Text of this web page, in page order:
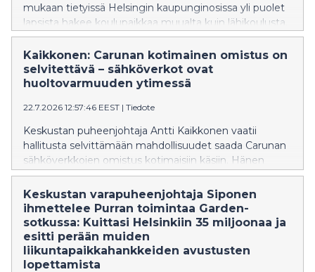
mukaan tietyissä Helsingin kaupunginosissa yli puolet
lapsista hakee koulupaikkaa muualta kuin lähikoulusta.
Kaikkonen: Carunan kotimainen omistus on
selvitettävä – sähköverkot ovat
huoltovarmuuden ytimessä
22.7.2026 12:57:46 EEST | Tiedote
Keskustan puheenjohtaja Antti Kaikkonen vaatii
hallitusta selvittämään mahdollisuudet saada Carunan
sähköverkkojen omistus kotimaisiin käsiin. Hänen
mukaansa sähköverkot ovat kriittistä infrastruktuuria,
jonka omistuksella on merkitystä Suomen
turvallisuudelle ja huoltovarmuudelle.
Keskustan varapuheenjohtaja Siponen
ihmettelee Purran toimintaa Garden-
sotkussa: Kuittasi Helsinkiin 35 miljoonaa ja
esitti perään muiden
liikuntapaikkahankkeiden avustusten
lopettamista